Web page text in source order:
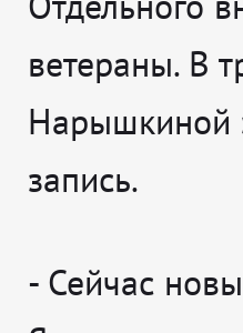
ветераны. В
Нарышкиной
запись.
- Сейчас